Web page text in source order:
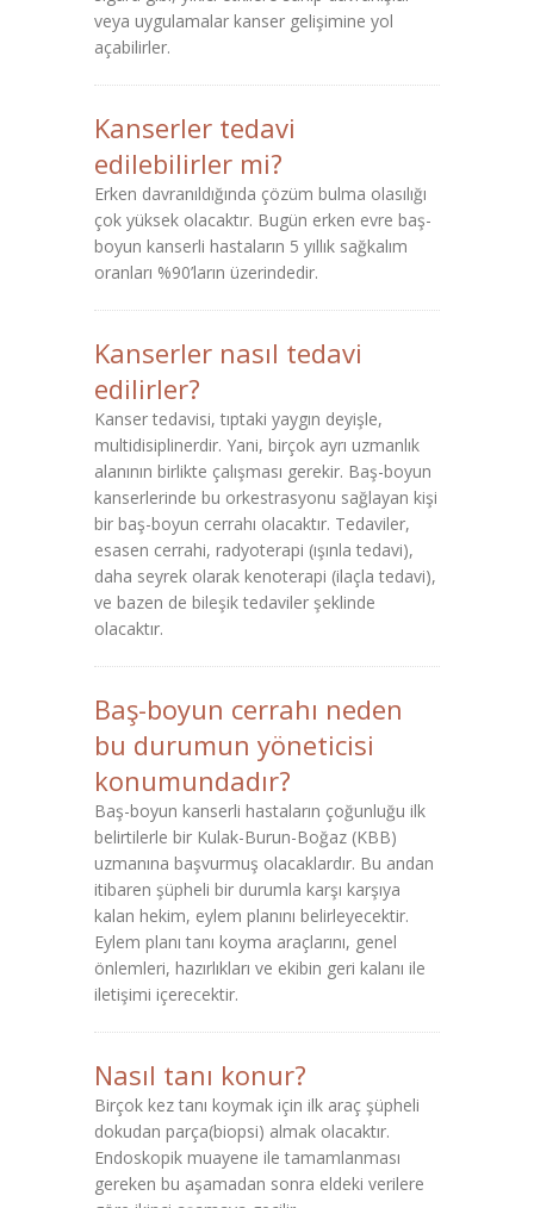
veya uygulamalar kanser gelişimine yol
açabilirler.
Kanserler tedavi
edilebilirler mi?
Erken davranıldığında çözüm bulma olasılığı
çok yüksek olacaktır. Bugün erken evre baş-
boyun kanserli hastaların 5 yıllık sağkalım
oranları %90’ların üzerindedir.
Kanserler nasıl tedavi
edilirler?
Kanser tedavisi, tıptaki yaygın deyişle,
multidisiplinerdir. Yani, birçok ayrı uzmanlık
alanının birlikte çalışması gerekir. Baş-boyun
kanserlerinde bu orkestrasyonu sağlayan kişi
bir baş-boyun cerrahı olacaktır. Tedaviler,
esasen cerrahi, radyoterapi (ışınla tedavi),
daha seyrek olarak kenoterapi (ilaçla tedavi),
ve bazen de bileşik tedaviler şeklinde
olacaktır.
Baş-boyun cerrahı neden
bu durumun yöneticisi
konumundadır?
Baş-boyun kanserli hastaların çoğunluğu ilk
belirtilerle bir Kulak-Burun-Boğaz (KBB)
uzmanına başvurmuş olacaklardır. Bu andan
itibaren şüpheli bir durumla karşı karşıya
kalan hekim, eylem planını belirleyecektir.
Eylem planı tanı koyma araçlarını, genel
önlemleri, hazırlıkları ve ekibin geri kalanı ile
iletişimi içerecektir.
Nasıl tanı konur?
Birçok kez tanı koymak için ilk araç şüpheli
dokudan parça(biopsi) almak olacaktır.
Endoskopik muayene ile tamamlanması
gereken bu aşamadan sonra eldeki verilere